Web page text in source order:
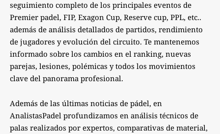
seguimiento completo de los principales eventos de
Premier padel, FIP, Exagon Cup, Reserve cup, PPL, etc..
además de análisis detallados de partidos, rendimiento
de jugadores y evolución del circuito. Te mantenemos
informado sobre los cambios en el ranking, nuevas
parejas, lesiones, polémicas y todos los movimientos
clave del panorama profesional.
Además de las últimas noticias de pádel, en
AnalistasPadel profundizamos en análisis técnicos de
palas realizados por expertos, comparativas de material,